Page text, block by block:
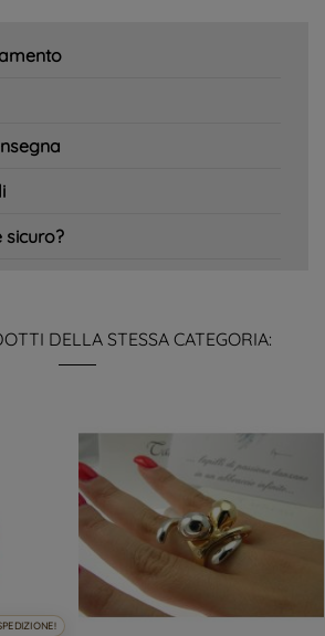
sicuro?
DELLA STESSA CATEGORIA: